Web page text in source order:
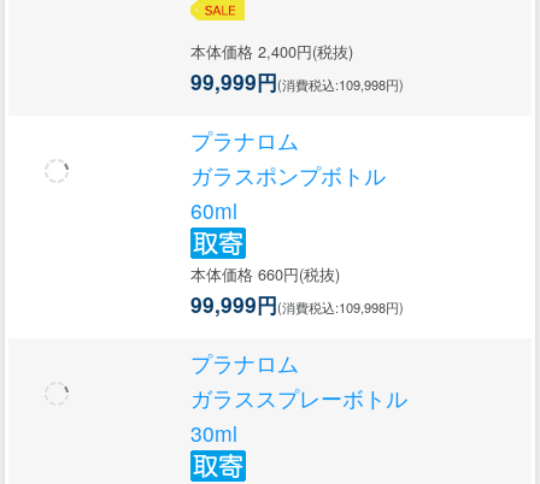
本体価格 2,400円(税抜)
99,999円(消費税込:109,998円)
プラナロム
ガラスポンプボトル
60ml
本体価格 660円(税抜)
99,999円(消費税込:109,998円)
プラナロム
ガラススプレーボトル
30ml